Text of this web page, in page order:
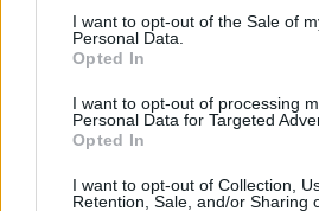
consent section.
I want to opt-out of the Sale of
Personal Data.
Opted In
I want to opt-out of processing
Personal Data for Targeted
Opted In
I want to opt-out of Collection,
Retention, Sale, and/or Sharing